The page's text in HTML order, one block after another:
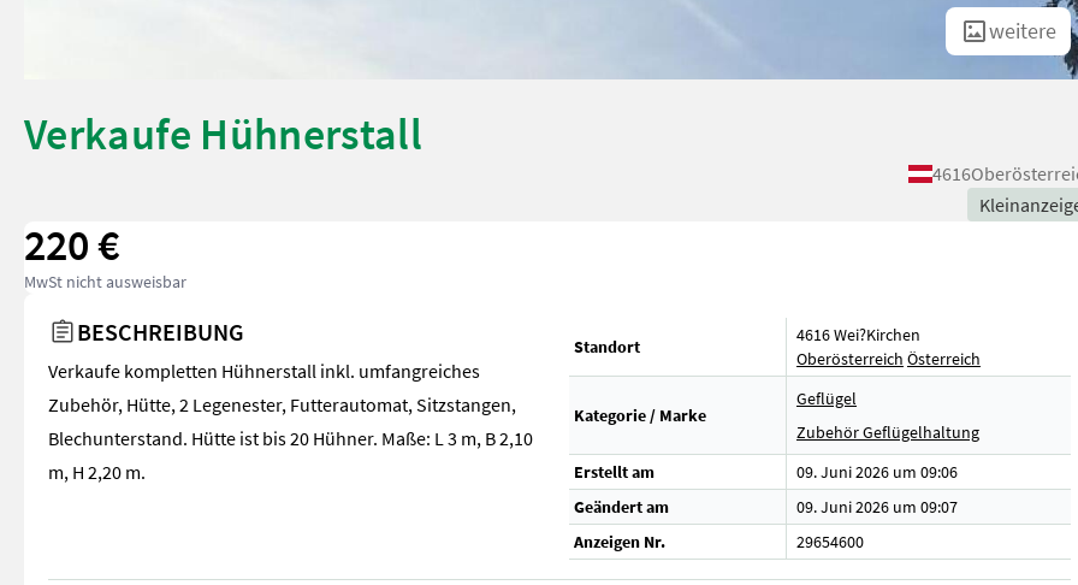
weitere
Verkaufe Hühnerstall
4616
220 €
MwSt nicht ausweisbar
BESCHREIBUNG
Verkaufe kompletten Hühnerstall inkl. umfangreiches
Zubehör, Hütte, 2 Legenester, Futterautomat, Sitzstangen,
Blechunterstand. Hütte ist bis 20 Hühner. Maße: L 3 m, B 2,10
m, H 2,20 m.
Standort
4616 Wei?Kirchen
Oberösterreich Österreich
Kategorie / Marke
Geflügel
Zubehör Geflügelhaltung
Erstellt am
09. Juni 2026 um 09:06
Geändert am
09. Juni 2026 um 09:07
Anzeigen Nr.
29654600